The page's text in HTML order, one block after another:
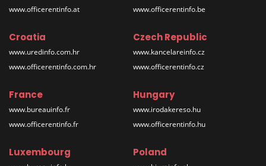
www.officerentinfo.at
www.officerentinfo.be
Croatia
www.uredinfo.com.hr
www.officerentinfo.com.hr
Czech Republic
www.kancelareinfo.cz
www.officerentinfo.cz
France
www.bureauinfo.fr
www.officerentinfo.fr
Hungary
www.irodakereso.hu
www.officerentinfo.hu
Luxembourg Poland